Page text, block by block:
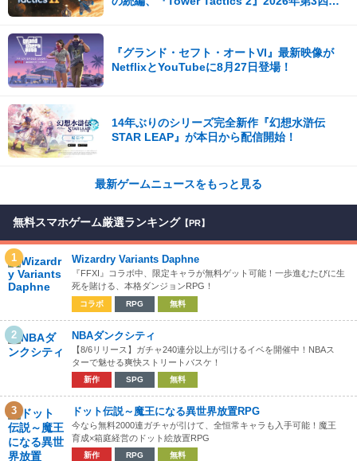
『グランド・セフト・オートVI』最新映像が
NetflixとYouTubeに8月27日登場！
14年ぶりのシリーズ完全新作『幻想水滸伝
STAR LEAP』が本日から配信開始！
最新ゲームニュースをもっと見る
無料スマホゲーム厳選ランキング 【PR】
1 Wizardry Variants Daphne
『FFXI』コラボ中、限定キャラが無料ゲット可能！一歩進むたびに生
死を賭ける、本格ダンジョンRPG！
コラボ RPG 無料
2 NBAダンクシティ
【8/6リリース】ガチャ240連分以上が引けるイベを開催中！NBAス
ターで魅せる爽快ストリートバスケ！
新作 SPG 無料
3 ドット伝説～魔王になる異世界放置RPG
今なら無料2000連ガチャが引けて、全恒常キャラも入手可能！魔王
育成×箱庭経営のドット絵放置RPG
新作 RPG 無料